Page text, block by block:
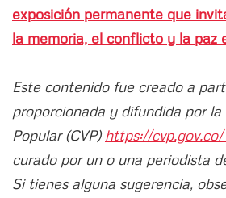
exposición permanente que
la memoria, el conflicto y la paz
Este contenido fue creado a
proporcionada y difundida por la
Popular (CVP) https://cvp.gov.co/
curado por un o una periodista
Si tienes alguna sugerencia,